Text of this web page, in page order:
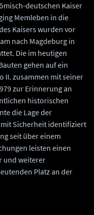
deutschen Kaiser
Memleben in die
Kaisers wurden vor
nach Magdeburg in
Die im heutigen
gehen auf ein
II. zusammen mit seiner
zur Erinnerung an
historischen
die Lage der
Sicherheit identifiziert
seit über einem
leisten einen
und weiterer
Platz an der